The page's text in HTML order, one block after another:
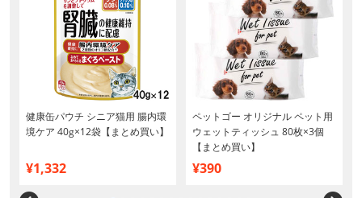
健康缶パウチ シニア猫用 腸内環
境ケア 40g×12袋【まとめ買い】
¥1,332
ペットゴー オリジナル ペット用
ウェットティッシュ 80枚×3個
【まとめ買い】
¥390